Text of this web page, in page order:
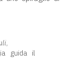
,
guida il